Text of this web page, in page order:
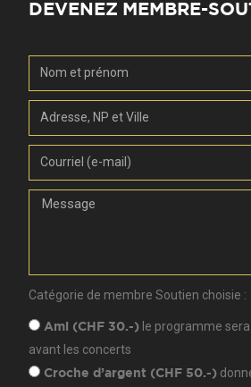
DEVENEZ MEMBRE-
Catégorie de membre Soutien choisie :
Ami (CHF 30.-) le programme
avant les concerts
Croche d’argent (CHF 50.-)